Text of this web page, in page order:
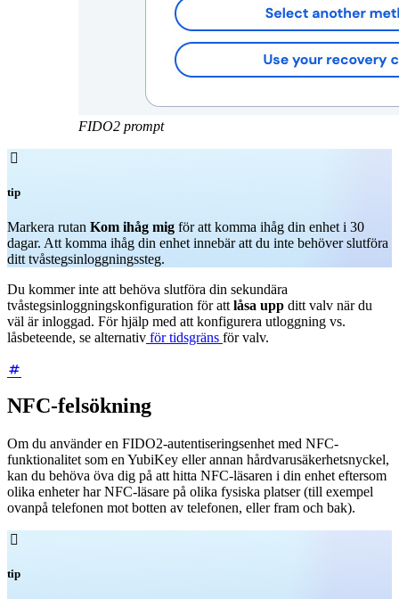
FIDO2 prompt

tip
Markera rutan Kom ihåg mig för att komma ihåg din enhet i 30
dagar. Att komma ihåg din enhet innebär att du inte behöver slutföra
ditt tvåstegsinloggningssteg.
Du kommer inte att behöva slutföra din sekundära
tvåstegsinloggningskonfiguration för att låsa upp ditt valv när du
väl är inloggad. För hjälp med att konfigurera utloggning vs.
låsbeteende, se alternativ för tidsgräns för valv.
NFC-felsökning
Om du använder en FIDO2-autentiseringsenhet med NFC-
funktionalitet som en YubiKey eller annan hårdvarusäkerhetsnyckel,
kan du behöva öva dig på att hitta NFC-läsaren i din enhet eftersom
olika enheter har NFC-läsare på olika fysiska platser (till exempel
ovanpå telefonen mot botten av telefonen, eller fram och bak).

tip